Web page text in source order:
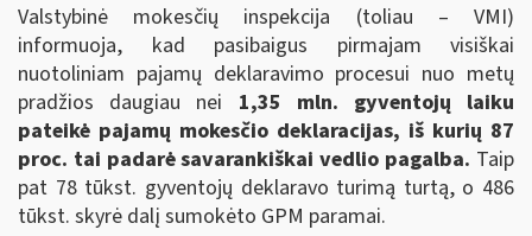
Valstybinė mokesčių inspekcija (toliau – VMI)
informuoja, kad pasibaigus pirmajam visiškai
nuotoliniam pajamų deklaravimo procesui nuo metų
pradžios daugiau nei 1,35 mln. gyventojų laiku
pateikė pajamų mokesčio deklaracijas, iš kurių 87
proc. tai padarė savarankiškai vedlio pagalba. Taip
pat 78 tūkst. gyventojų deklaravo turimą turtą, o 486
tūkst. skyrė dalį sumokėto GPM paramai.